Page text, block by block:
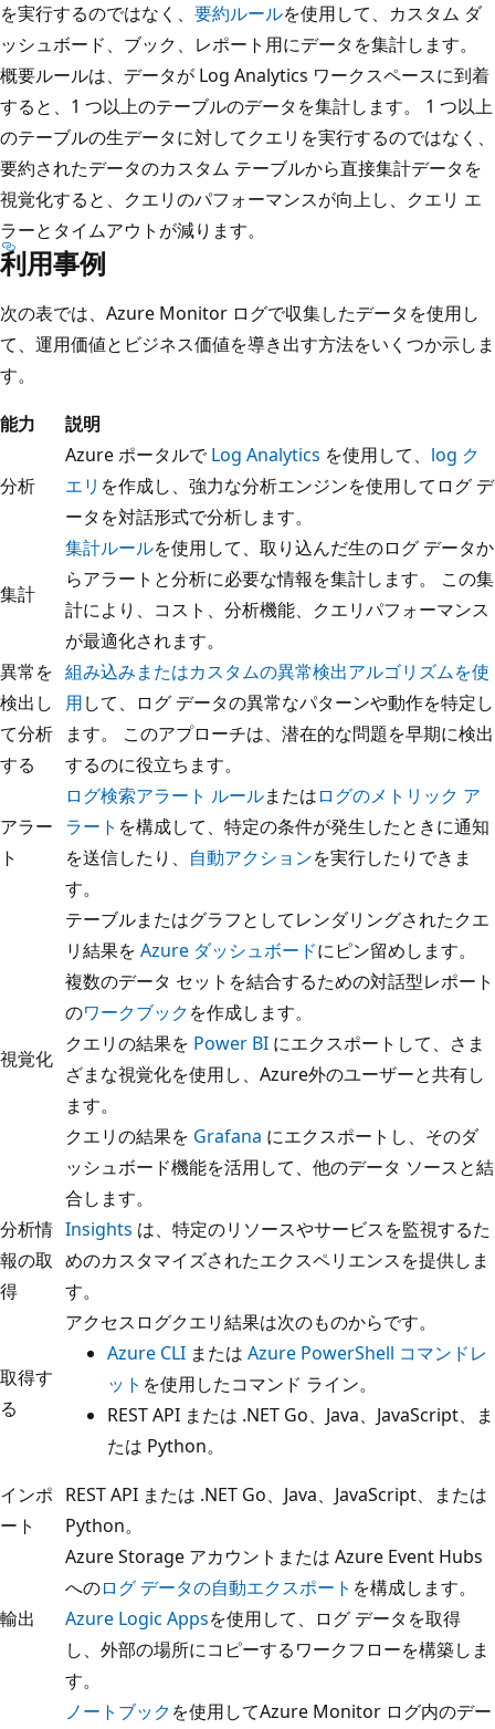
を実行するのではなく、 要約ルールを使用して、カスタム ダ
ッシュボード、ブック、レポート用にデータを集計します。
概要ルールは、データが Log Analytics ワークスペースに到着
すると、1 つ以上のテーブルのデータを集計します。 1 つ以上
のテーブルの生データに対してクエリを実行するのではなく、
要約されたデータのカスタム テーブルから直接集計データを
視覚化すると、クエリのパフォーマンスが向上し、クエリ エ
ラーとタイムアウトが減ります。
利用事例
次の表では、Azure Monitor ログで収集したデータを使用し
て、運用価値とビジネス価値を導き出す方法をいくつか示しま
す。
能力
説明
分析
Azure ポータルでLog Analytics を使用して、 log ク
エリ を作成し、強力な分析エンジンを使用してログ デ
ータを対話形式で分析します。
集計
集計ルールを使用して、取り込んだ生のログ データか
らアラートと分析に必要な情報を集計します。 この集
計により、コスト、分析機能、クエリパフォーマンス
が最適化されます。
異常を
検出し
て分析
する
組み込みまたはカスタムの異常検出アルゴリズムを使
用して、ログ データの異常なパターンや動作を特定し
ます。 このアプローチは、潜在的な問題を早期に検出
するのに役立ちます。
アラー
ト
ログ検索アラート ルールまたはログのメトリック ア
ラート を構成して、特定の条件が発生したときに通知
を送信したり、 自動アクションを実行したりできま
す。
視覚化
テーブルまたはグラフとしてレンダリングされたクエ
リ結果を Azure ダッシュボードにピン留めします。
複数のデータ セットを結合するための対話型レポート
のワークブックを作成します。
クエリの結果を Power BI にエクスポートして、さま
ざまな視覚化を使用し、Azure外のユーザーと共有し
ます。
クエリの結果を Grafana にエクスポートし、そのダ
ッシュボード機能を活用して、他のデータ ソースと結
合します。
分析情
報の取
得
Insights は、特定のリソースやサービスを監視するた
めのカスタマイズされたエクスペリエンスを提供しま
す。
取得す
る
アクセスログクエリ結果は次のものからです。
Azure CLI または Azure PowerShell コマンドレ
ット を使用したコマンド ライン。
REST API または .NET Go、 Java、 JavaScript、ま
たは Python。
インポ
ート
REST API または .NET Go、 Java、 JavaScript、または
Python。
輸出
Azure Storage アカウントまたは Azure Event Hubs
へのログ データの自動エクスポート を構成します。
Azure Logic Appsを使用して、ログ データを取得
し、外部の場所にコピーするワークフローを構築しま
す。
ノートブックを使用してAzure Monitor ログ内のデー